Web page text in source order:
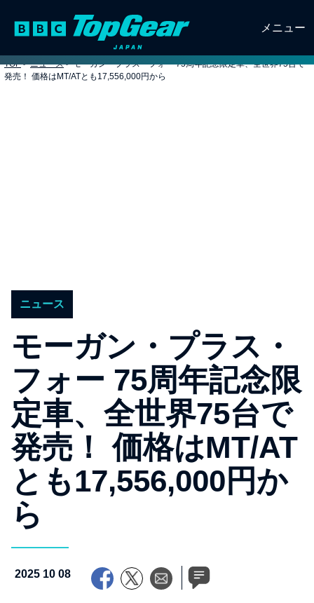
メニュー
TOP > ニュース > モーガン・プラス・フォー 75周年記念限定車、全世界75台で
発売！ 価格はMT/ATとも17,556,000円から
ニュース
モーガン・プラス・
フォー 75周年記念限
定車、全世界75台で
発売！ 価格はMT/AT
とも17,556,000円か
ら
2025 10 08